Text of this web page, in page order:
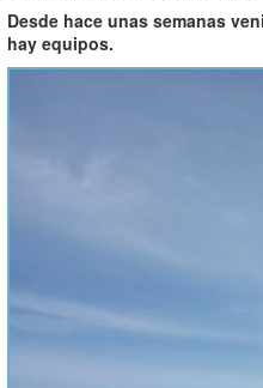
Desde hace unas semanas
hay equipos.